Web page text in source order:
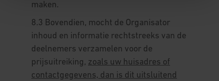
maken.
8.3 Bovendien, mocht de Organisator
inhoud en informatie rechtstreeks van de
deelnemers verzamelen voor de
prijsuitreiking, zoals uw huisadres of
contactgegevens, dan is dit uitsluitend